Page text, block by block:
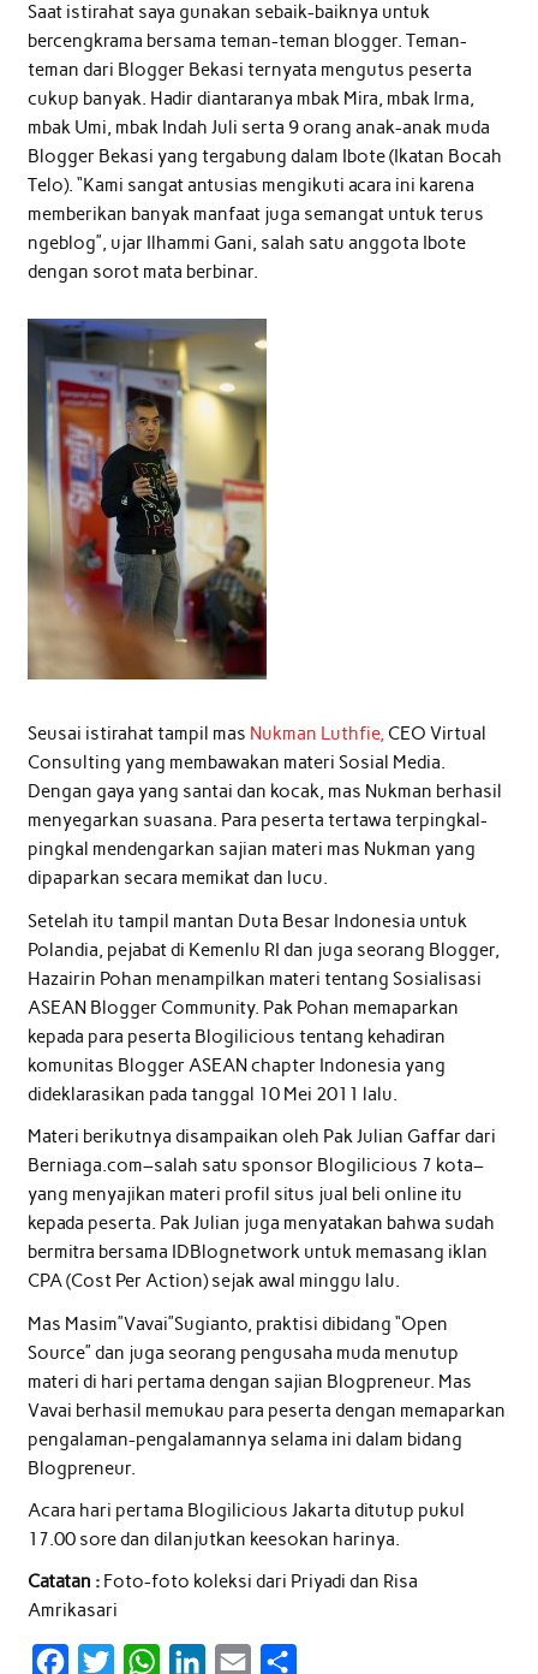
Saat istirahat saya gunakan sebaik-baiknya untuk
bercengkrama bersama teman-teman blogger. Teman-
teman dari Blogger Bekasi ternyata mengutus peserta
cukup banyak. Hadir diantaranya mbak Mira, mbak Irma,
mbak Umi, mbak Indah Juli serta 9 orang anak-anak muda
Blogger Bekasi yang tergabung dalam Ibote (Ikatan Bocah
Telo). “Kami sangat antusias mengikuti acara ini karena
memberikan banyak manfaat juga semangat untuk terus
ngeblog”, ujar Ilhammi Gani, salah satu anggota Ibote
dengan sorot mata berbinar.
Seusai istirahat tampil mas Nukman Luthfie, CEO Virtual
Consulting yang membawakan materi Sosial Media.
Dengan gaya yang santai dan kocak, mas Nukman berhasil
menyegarkan suasana. Para peserta tertawa terpingkal-
pingkal mendengarkan sajian materi mas Nukman yang
dipaparkan secara memikat dan lucu.
Setelah itu tampil mantan Duta Besar Indonesia untuk
Polandia, pejabat di Kemenlu RI dan juga seorang Blogger,
Hazairin Pohan menampilkan materi tentang Sosialisasi
ASEAN Blogger Community. Pak Pohan memaparkan
kepada para peserta Blogilicious tentang kehadiran
komunitas Blogger ASEAN chapter Indonesia yang
dideklarasikan pada tanggal 10 Mei 2011 lalu.
Materi berikutnya disampaikan oleh Pak Julian Gaffar dari
Berniaga.com–salah satu sponsor Blogilicious 7 kota–
yang menyajikan materi profil situs jual beli online itu
kepada peserta. Pak Julian juga menyatakan bahwa sudah
bermitra bersama IDBlognetwork untuk memasang iklan
CPA (Cost Per Action) sejak awal minggu lalu.
Mas Masim”Vavai”Sugianto, praktisi dibidang “Open
Source” dan juga seorang pengusaha muda menutup
materi di hari pertama dengan sajian Blogpreneur. Mas
Vavai berhasil memukau para peserta dengan memaparkan
pengalaman-pengalamannya selama ini dalam bidang
Blogpreneur.
Acara hari pertama Blogilicious Jakarta ditutup pukul
17.00 sore dan dilanjutkan keesokan harinya.
Catatan :Foto-foto koleksi dari Priyadi dan Risa
Amrikasari
W